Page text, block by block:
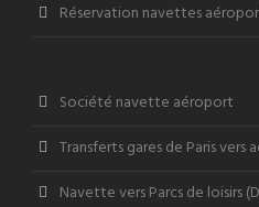
Réservation navettes
Société navette aéroport
Transferts gares de Paris vers
Navette vers Parcs de loisirs